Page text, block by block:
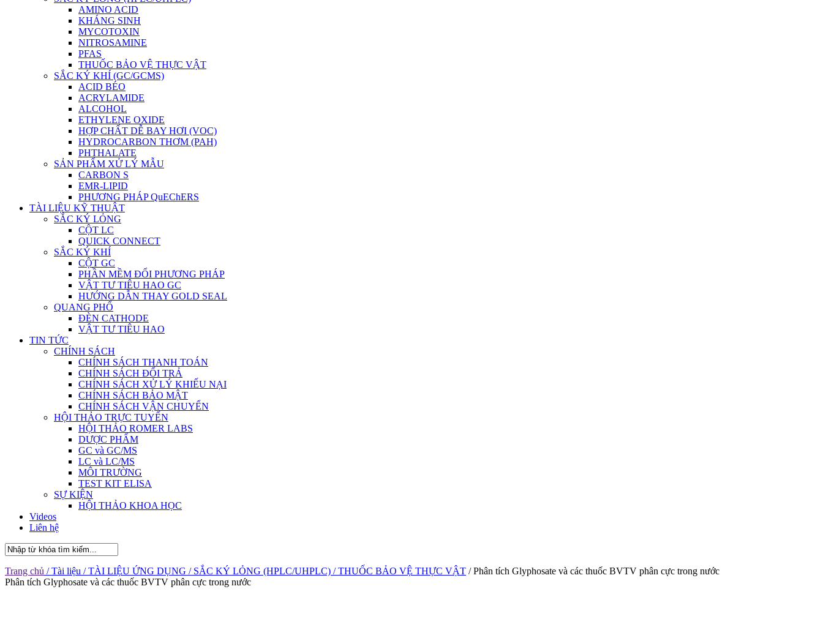
AMINO ACID
KHÁNG SINH
MYCOTOXIN
NITROSAMINE
PFAS
THUỐC BẢO VỆ THỰC VẬT
SẮC KÝ KHÍ (GC/GCMS)
ACID BÉO
ACRYLAMIDE
ALCOHOL
ETHYLENE OXIDE
HỢP CHẤT DỄ BAY HƠI (VOC)
HYDROCARBON THƠM (PAH)
PHTHALATE
SẢN PHẨM XỬ LÝ MẪU
CARBON S
EMR-LIPID
PHƯƠNG PHÁP QuEChERS
TÀI LIỆU KỸ THUẬT
SẮC KÝ LỎNG
CỘT LC
QUICK CONNECT
SẮC KÝ KHÍ
CỘT GC
PHẦN MỀM ĐỔI PHƯƠNG PHÁP
VẬT TƯ TIÊU HAO GC
HƯỚNG DẪN THAY GOLD SEAL
QUANG PHỔ
ĐÈN CATHODE
VẬT TƯ TIÊU HAO
TIN TỨC
CHÍNH SÁCH
CHÍNH SÁCH THANH TOÁN
CHÍNH SÁCH ĐỔI TRẢ
CHÍNH SÁCH XỬ LÝ KHIẾU NẠI
CHÍNH SÁCH BẢO MẬT
CHÍNH SÁCH VẬN CHUYỂN
HỘI THẢO TRỰC TUYẾN
HỘI THẢO ROMER LABS
DƯỢC PHẨM
GC và GC/MS
LC và LC/MS
MÔI TRƯỜNG
TEST KIT ELISA
SỰ KIỆN
HỘI THẢO KHOA HỌC
Videos
Liên hệ
Trang chủ / Tài liệu / TÀI LIỆU ỨNG DỤNG / SẮC KÝ LỎNG (HPLC/UHPLC) / THUỐC BẢO VỆ THỰC VẬT / Phân tích Glyphosate và các thuốc BVTV phân cực trong nước
Phân tích Glyphosate và các thuốc BVTV phân cực trong nước